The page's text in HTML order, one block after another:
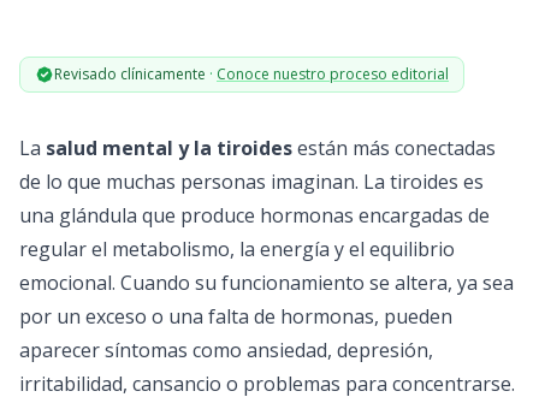
Revisado clínicamente · Conoce nuestro proceso editorial
La salud mental y la tiroidesestán más conectadas
de lo que muchas personas imaginan. La tiroides es
una glándula que produce hormonas encargadas de
regular el metabolismo, la energía y el equilibrio
emocional. Cuando su funcionamiento se altera, ya sea
por un exceso o una falta de hormonas, pueden
aparecer síntomas como ansiedad, depresión,
irritabilidad, cansancio o problemas para concentrarse.